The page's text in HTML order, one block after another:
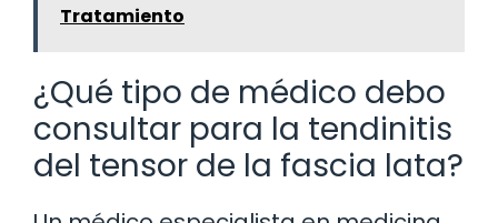
Tratamiento
¿Qué tipo de médico debo
consultar para la tendinitis
del tensor de la fascia lata?